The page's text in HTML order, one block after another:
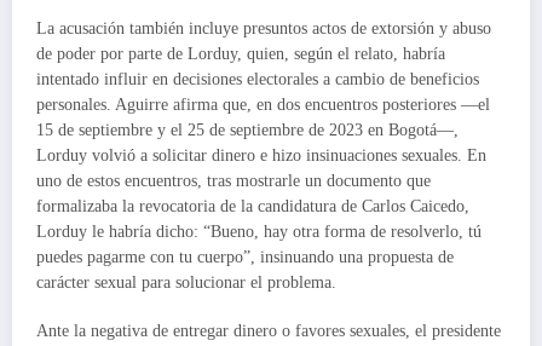
La acusación también incluye presuntos actos de extorsión y abuso
de poder por parte de Lorduy, quien, según el relato, habría
intentado influir en decisiones electorales a cambio de beneficios
personales. Aguirre afirma que, en dos encuentros posteriores —el
15 de septiembre y el 25 de septiembre de 2023 en Bogotá—,
Lorduy volvió a solicitar dinero e hizo insinuaciones sexuales. En
uno de estos encuentros, tras mostrarle un documento que
formalizaba la revocatoria de la candidatura de Carlos Caicedo,
Lorduy le habría dicho: “Bueno, hay otra forma de resolverlo, tú
puedes pagarme con tu cuerpo”, insinuando una propuesta de
carácter sexual para solucionar el problema.
Ante la negativa de entregar dinero o favores sexuales, el presidente